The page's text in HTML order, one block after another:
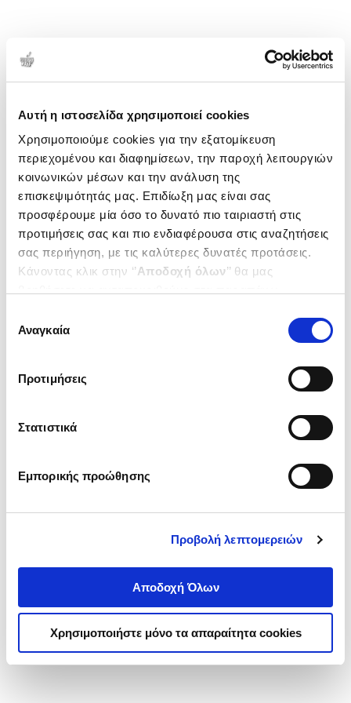
Αυτή η ιστοσελίδα χρησιμοποιεί cookies
Χρησιμοποιούμε cookies για την εξατομίκευση
περιεχομένου και διαφημίσεων, την παροχή λειτουργιών
κοινωνικών μέσων και την ανάλυση της
επισκεψιμότητάς μας. Επιδίωξη μας είναι σας
προσφέρουμε μία όσο το δυνατό πιο ταιριαστή στις
προτιμήσεις σας και πιο ενδιαφέρουσα στις αναζητήσεις
σας περιήγηση, με τις καλύτερες δυνατές προτάσεις.
Κάνοντας κλικ στην ‘’Αποδοχή όλων’’ θα μας
ενδιαφέρουν και να επιλέξετε από τα παρακάτω με την
΄΄και να ενημερωθείτε σχετικά με
συγκατάθεσης
Αναγκαία
Προτιμήσεις
Στατιστικά
Εμπορικής προώθησης
Προβολή λεπτομερειών
Αποδοχή Όλων
Χρησιμοποιήστε μόνο τα απαραίτητα cookies